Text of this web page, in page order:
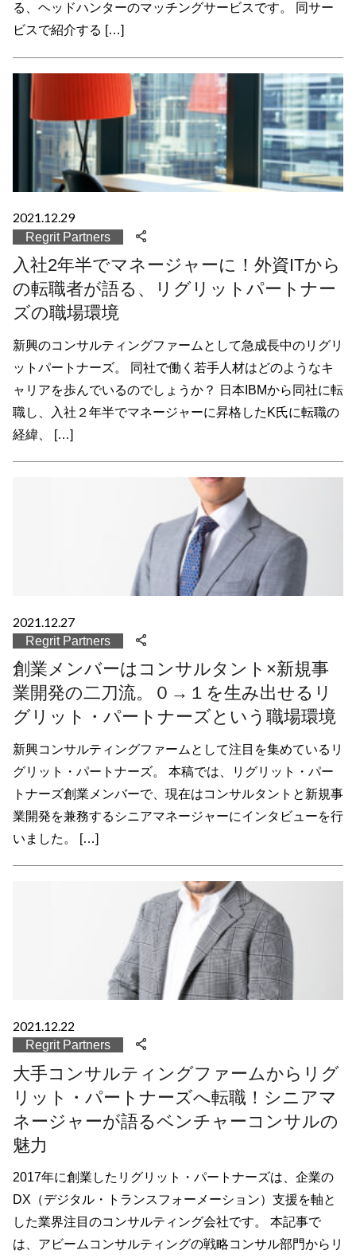
る、ヘッドハンターのマッチングサービスです。 同サー
ビスで紹介する […]
2021.12.29
Regrit Partners
入社2年半でマネージャーに！外資ITから
の転職者が語る、リグリットパートナー
ズの職場環境
新興のコンサルティングファームとして急成長中のリグリ
ットパートナーズ。 同社で働く若手人材はどのようなキ
ャリアを歩んでいるのでしょうか？ 日本IBMから同社に転
職し、入社２年半でマネージャーに昇格したK氏に転職の
経緯、 […]
2021.12.27
Regrit Partners
創業メンバーはコンサルタント×新規事
業開発の二刀流。０→１を生み出せるリ
グリット・パートナーズという職場環境
新興コンサルティングファームとして注目を集めているリ
グリット・パートナーズ。 本稿では、リグリット・パー
トナーズ創業メンバーで、現在はコンサルタントと新規事
業開発を兼務するシニアマネージャーにインタビューを行
いました。 […]
2021.12.22
Regrit Partners
大手コンサルティングファームからリグ
リット・パートナーズへ転職！シニアマ
ネージャーが語るベンチャーコンサルの
魅力
2017年に創業したリグリット・パートナーズは、企業の
DX（デジタル・トランスフォーメーション）支援を軸と
した業界注目のコンサルティング会社です。 本記事で
は、アビームコンサルティングの戦略コンサル部門からリ